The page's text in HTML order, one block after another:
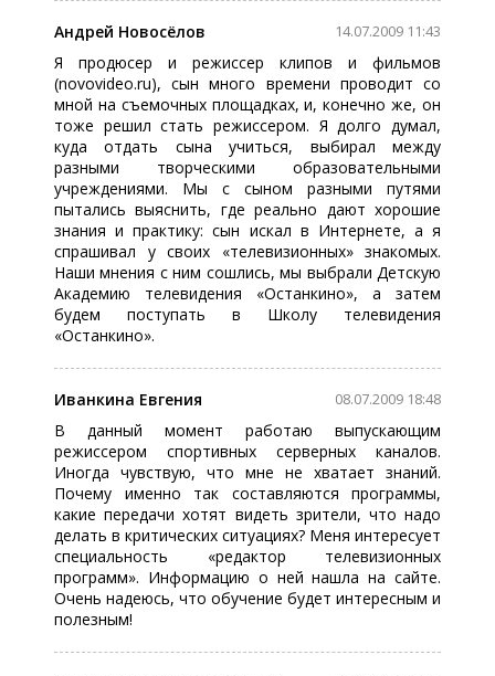
14.07.2009 11:43
Андрей Новосёлов
Я продюсер и режиссер клипов и фильмов
(novovideo.ru), сын много времени проводит со
мной на съемочных площадках, и, конечно же, он
тоже решил стать режиссером. Я долго думал,
куда отдать сына учиться, выбирал между
разными творческими образовательными
учреждениями. Мы с сыном разными путями
пытались выяснить, где реально дают хорошие
знания и практику: сын искал в Интернете, а я
спрашивал у своих «телевизионных» знакомых.
Наши мнения с ним сошлись, мы выбрали Детскую
Академию телевидения «Останкино», а затем
будем поступать в Школу телевидения
«Останкино».
08.07.2009 18:48
Иванкина Евгения
В данный момент работаю выпускающим
режиссером спортивных серверных каналов.
Иногда чувствую, что мне не хватает знаний.
Почему именно так составляются программы,
какие передачи хотят видеть зрители, что надо
делать в критических ситуациях? Меня интересует
специальность «редактор телевизионных
программ». Информацию о ней нашла на сайте.
Очень надеюсь, что обучение будет интересным и
полезным!